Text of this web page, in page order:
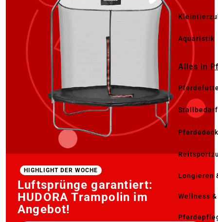
Aquaristik
Alles in
Stallbedarf
Longieren
Wellness
HIGHLIGHT DER WOCHE
Luftsprünge garantiert:
HUDORA Trampolin im
Angebot!